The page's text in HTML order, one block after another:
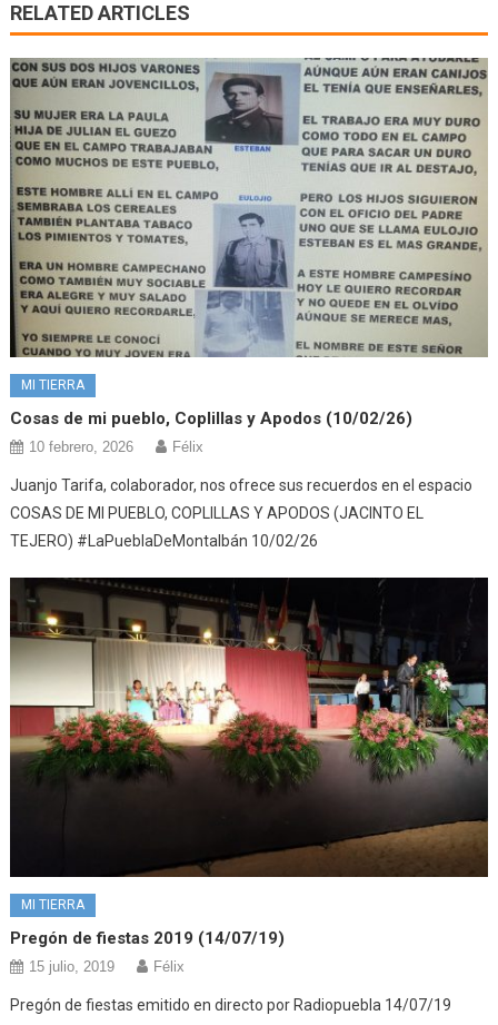
RELATED ARTICLES
MI TIERRA
Cosas de mi pueblo, Coplillas y Apodos (10/02/26)
10 febrero, 2026 Félix
Juanjo Tarifa, colaborador, nos ofrece sus recuerdos en el espacio
COSAS DE MI PUEBLO, COPLILLAS Y APODOS (JACINTO EL
TEJERO) #LaPueblaDeMontalbán 10/02/26
MI TIERRA
Pregón de fiestas 2019 (14/07/19)
15 julio, 2019 Félix
Pregón de fiestas emitido en directo por Radiopuebla 14/07/19